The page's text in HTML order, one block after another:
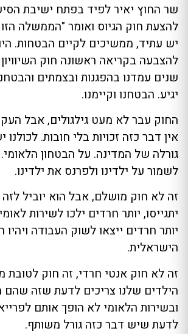
שר החוץ יאיר לפיד בפתח ישיבת
להצעת חוק הגיוס ואומר "הממשלה
יש עתיד, ממשיכים לקיים הבטחות.
להצבעה בקריאה ראשונה חוק
שנים עמדנו בהפגנות ובצמתים
יגיע. הבטחנו וקיימנו.
החוק עבר לא מעט גילגולים, אבל
אין דבר כזה זכויות בלי חובות.
גורלה של המדינה. על הבטחון
לשמור על ילדינו ולפרנס את ילדינו.
זה לא חוק מושלם, אבל הוא יוביל
יתגייסו, יותר חרדים ילכו לשירות
יותר חרדים ייצאו לשוק העבודה
הישראלית.
זה לא חוק אנטי חרדי, זה חוק לטובת
הילדים שלנו צריכים לדעת שזה
ובשירות הלאומי לא הופך אותם
לדעת שיש דבר כזה גורל משותף.